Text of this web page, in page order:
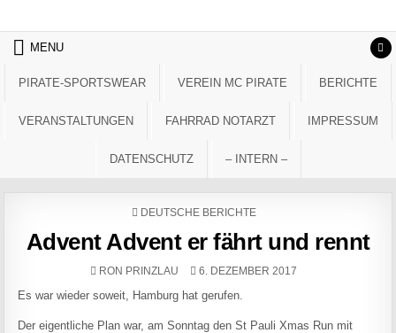
MENU
PIRATE-SPORTSWEAR VEREIN MC PIRATE BERICHTE
VERANSTALTUNGEN FAHRRAD NOTARZT IMPRESSUM
DATENSCHUTZ – INTERN –
POSTED IN
DEUTSCHE BERICHTE
Advent Advent er fährt und rennt
AUTHOR:
RON PRINZLAU PUBLISHED DATE:
6. DEZEMBER 2017
Es war wieder soweit, Hamburg hat gerufen.
Der eigentliche Plan war, am Sonntag den St Pauli Xmas Run mit